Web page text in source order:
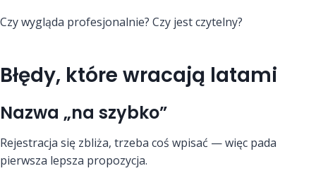
Czy wygląda profesjonalnie? Czy jest czytelny?
Błędy, które wracają latami
Nazwa „na szybko”
Rejestracja się zbliża, trzeba coś wpisać — więc pada
pierwsza lepsza propozycja.